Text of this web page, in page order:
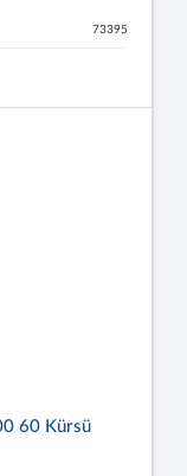
73395
60 Kürsü